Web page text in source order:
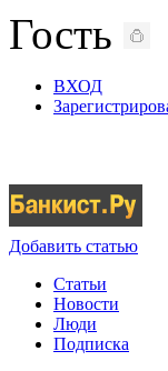
Гость
ВХОД
Добавить статью
Статьи
Новости
Люди
Подписка